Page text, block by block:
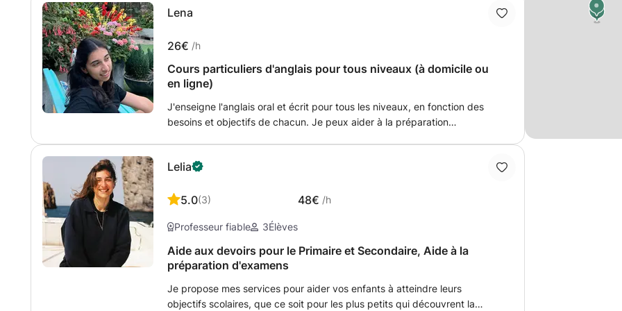
aide à améliorer vos connaissances de la langue à travers des cours de
prononciation et votre orthographe, apprenez à vous exprimer sans vous
nombreux exercices pratiques.
Lena
26€ /h
Cours particuliers d'anglais pour tous niveaux (à domicile ou
en ligne)
J'enseigne l'anglais oral et écrit pour tous les niveaux, en fonction des
besoins et objectifs de chacun. Je peux aider à la préparation
et Lettres Modernes (anglais et japonais). Mon objectif est
de donner confiance à l'élève à l'oral.
Lelia
5.0(3) 48€ /h
Professeur fiable 3Élèves
Aide aux devoirs pour le Primaire et Secondaire, Aide à la
préparation d'examens
Je propose mes services pour aider vos enfants à atteindre leurs
objectifs scolaires, que ce soit pour les plus petits qui découvrent la